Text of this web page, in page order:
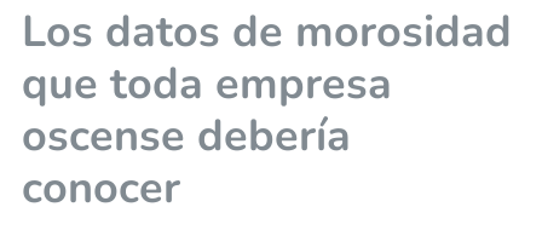
Los datos de morosidad
que toda empresa
oscense debería
conocer